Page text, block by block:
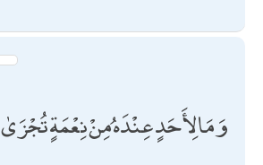
وَمَا لِأَحَدٍ عِنْدَهُ مِنْ نِعْمَةٍ تُجْزَىٰ